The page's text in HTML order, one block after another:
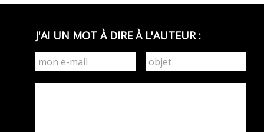
J'AI UN MOT À DIRE À L'AUTEUR :